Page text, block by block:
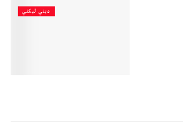
دیني لیکني